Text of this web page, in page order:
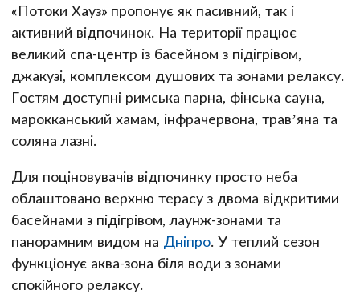
«Потоки Хауз» пропонує як пасивний, так і
активний відпочинок. На території працює
великий спа-центр із басейном з підігрівом,
джакузі, комплексом душових та зонами релаксу.
Гостям доступні римська парна, фінська сауна,
марокканський хамам, інфрачервона, трав’яна та
соляна лазні.
Для поціновувачів відпочинку просто неба
облаштовано верхню терасу з двома відкритими
басейнами з підігрівом, лаунж-зонами та
панорамним видом на Дніпро. У теплий сезон
функціонує аква-зона біля води з зонами
спокійного релаксу.